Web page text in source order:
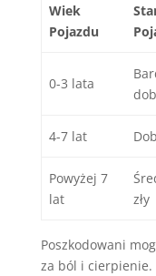
Wiek
Pojazdu
0-3 lata
4-7 lat
Powyżej 7
lat
zły
Poszkodowani
za ból i